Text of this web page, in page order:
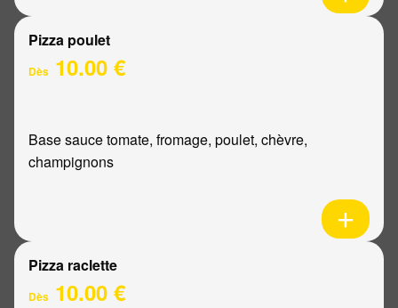
Pizza poulet
Dès 10.00 €
Base sauce tomate, fromage, poulet, chèvre,
champignons
Pizza raclette
Dès 10.00 €